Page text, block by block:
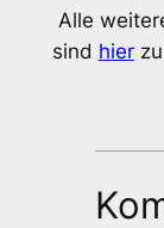
Alle
sind hierzu